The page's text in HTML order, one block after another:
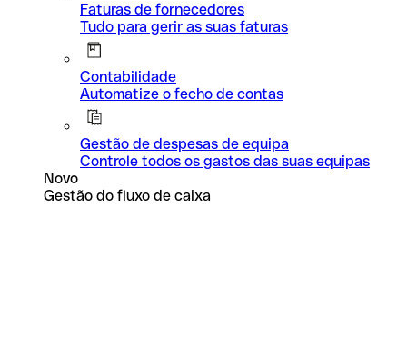
Faturas de fornecedores
Tudo para gerir as suas faturas
Contabilidade
Automatize o fecho de contas
Gestão de despesas de equipa
Controle todos os gastos das suas equipas
Novo
Gestão do fluxo de caixa